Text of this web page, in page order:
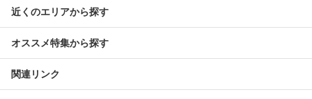
近くのエリアから探す
オススメ特集から探す
関連リンク